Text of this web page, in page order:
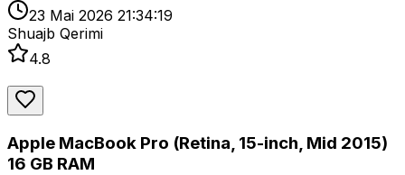
23 Mai 2026 21:34:19
Shuajb Qerimi
4.8
Apple MacBook Pro (Retina, 15-inch, Mid 2015)
16 GB RAM